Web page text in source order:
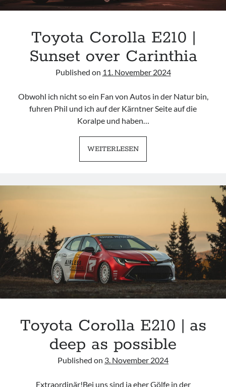
Toyota Corolla E210 |
Sunset over Carinthia
Published on 11. November 2024
Obwohl ich nicht so ein Fan von Autos in der Natur bin,
fuhren Phil und ich auf der Kärntner Seite auf die
Koralpe und haben…
WEITERLESENTOYOTA
COROLLA
|
CARINTHIA
Toyota Corolla E210 | as
deep as possible
Published on 3. November 2024
Extraordinär!Bei uns sind ja eher Gölfe in der